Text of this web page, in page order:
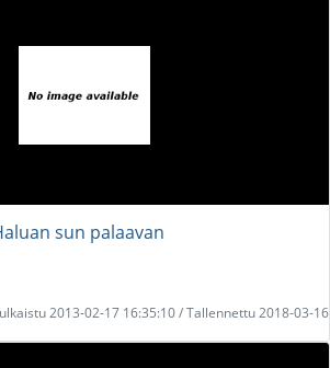
sun palaavan
2013-02-17 16:35:10 / Tallennettu 2018-03-16